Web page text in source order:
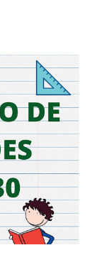
que se
entre
estos increibles
nosotros solo
e informativos.
5to Grado